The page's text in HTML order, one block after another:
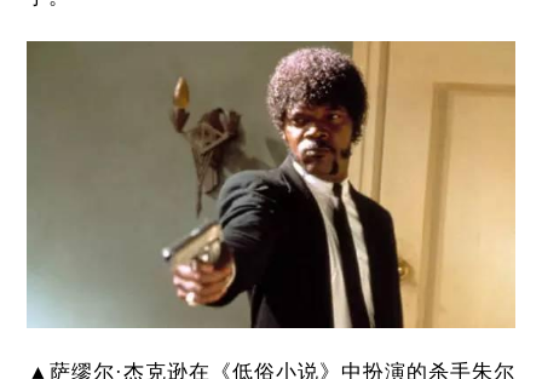
▲萨缪尔·杰克逊在《低俗小说》中扮演的杀手朱尔